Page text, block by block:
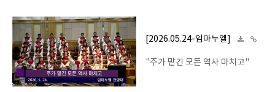
[2026.05.24-임마누엘]
"주가 맡긴 모든 역사 마치고"